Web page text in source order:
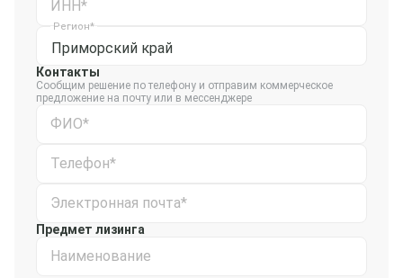
ИНН*
Приморский край
Регион*
Контакты
Сообщим решение по телефону и отправим коммерческое
предложение на почту или в мессенджере
ФИО*
Телефон*
Электронная почта*
Предмет лизинга
Наименование